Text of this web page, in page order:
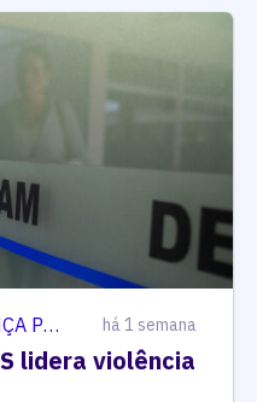
ANUÁRIO DE SEGURANÇA PÚBLICA há 1 semana
lidera violência